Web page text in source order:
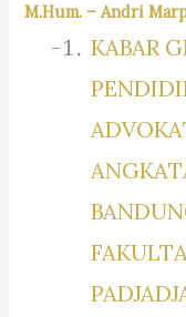
M.Hum. – Andri
KABAR